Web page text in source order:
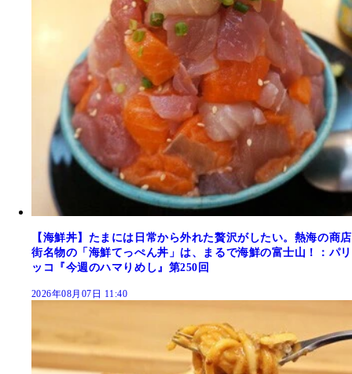
【海鮮丼】たまには日常から外れた贅沢がしたい。熱海の商店
街名物の「海鮮てっぺん丼」は、まるで海鮮の富士山！：パリ
ッコ『今週のハマりめし』第250回
2026年08月07日 11:40